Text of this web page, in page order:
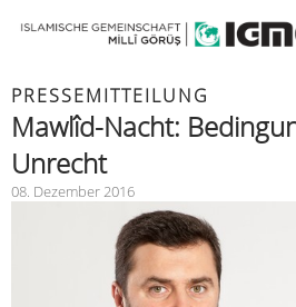
PRESSEMITTEILUNG
Mawlîd-Nacht:
Unrecht
08. Dezember 2016